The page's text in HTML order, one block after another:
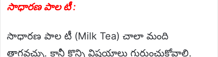
సాధారణ పాల టీ :
సాధారణ పాల టీ (Milk Tea) చాలా మంది
తాగవచ్చు. కానీ కొన్ని విషయాలు గుర్తుంచుకోవాలి.